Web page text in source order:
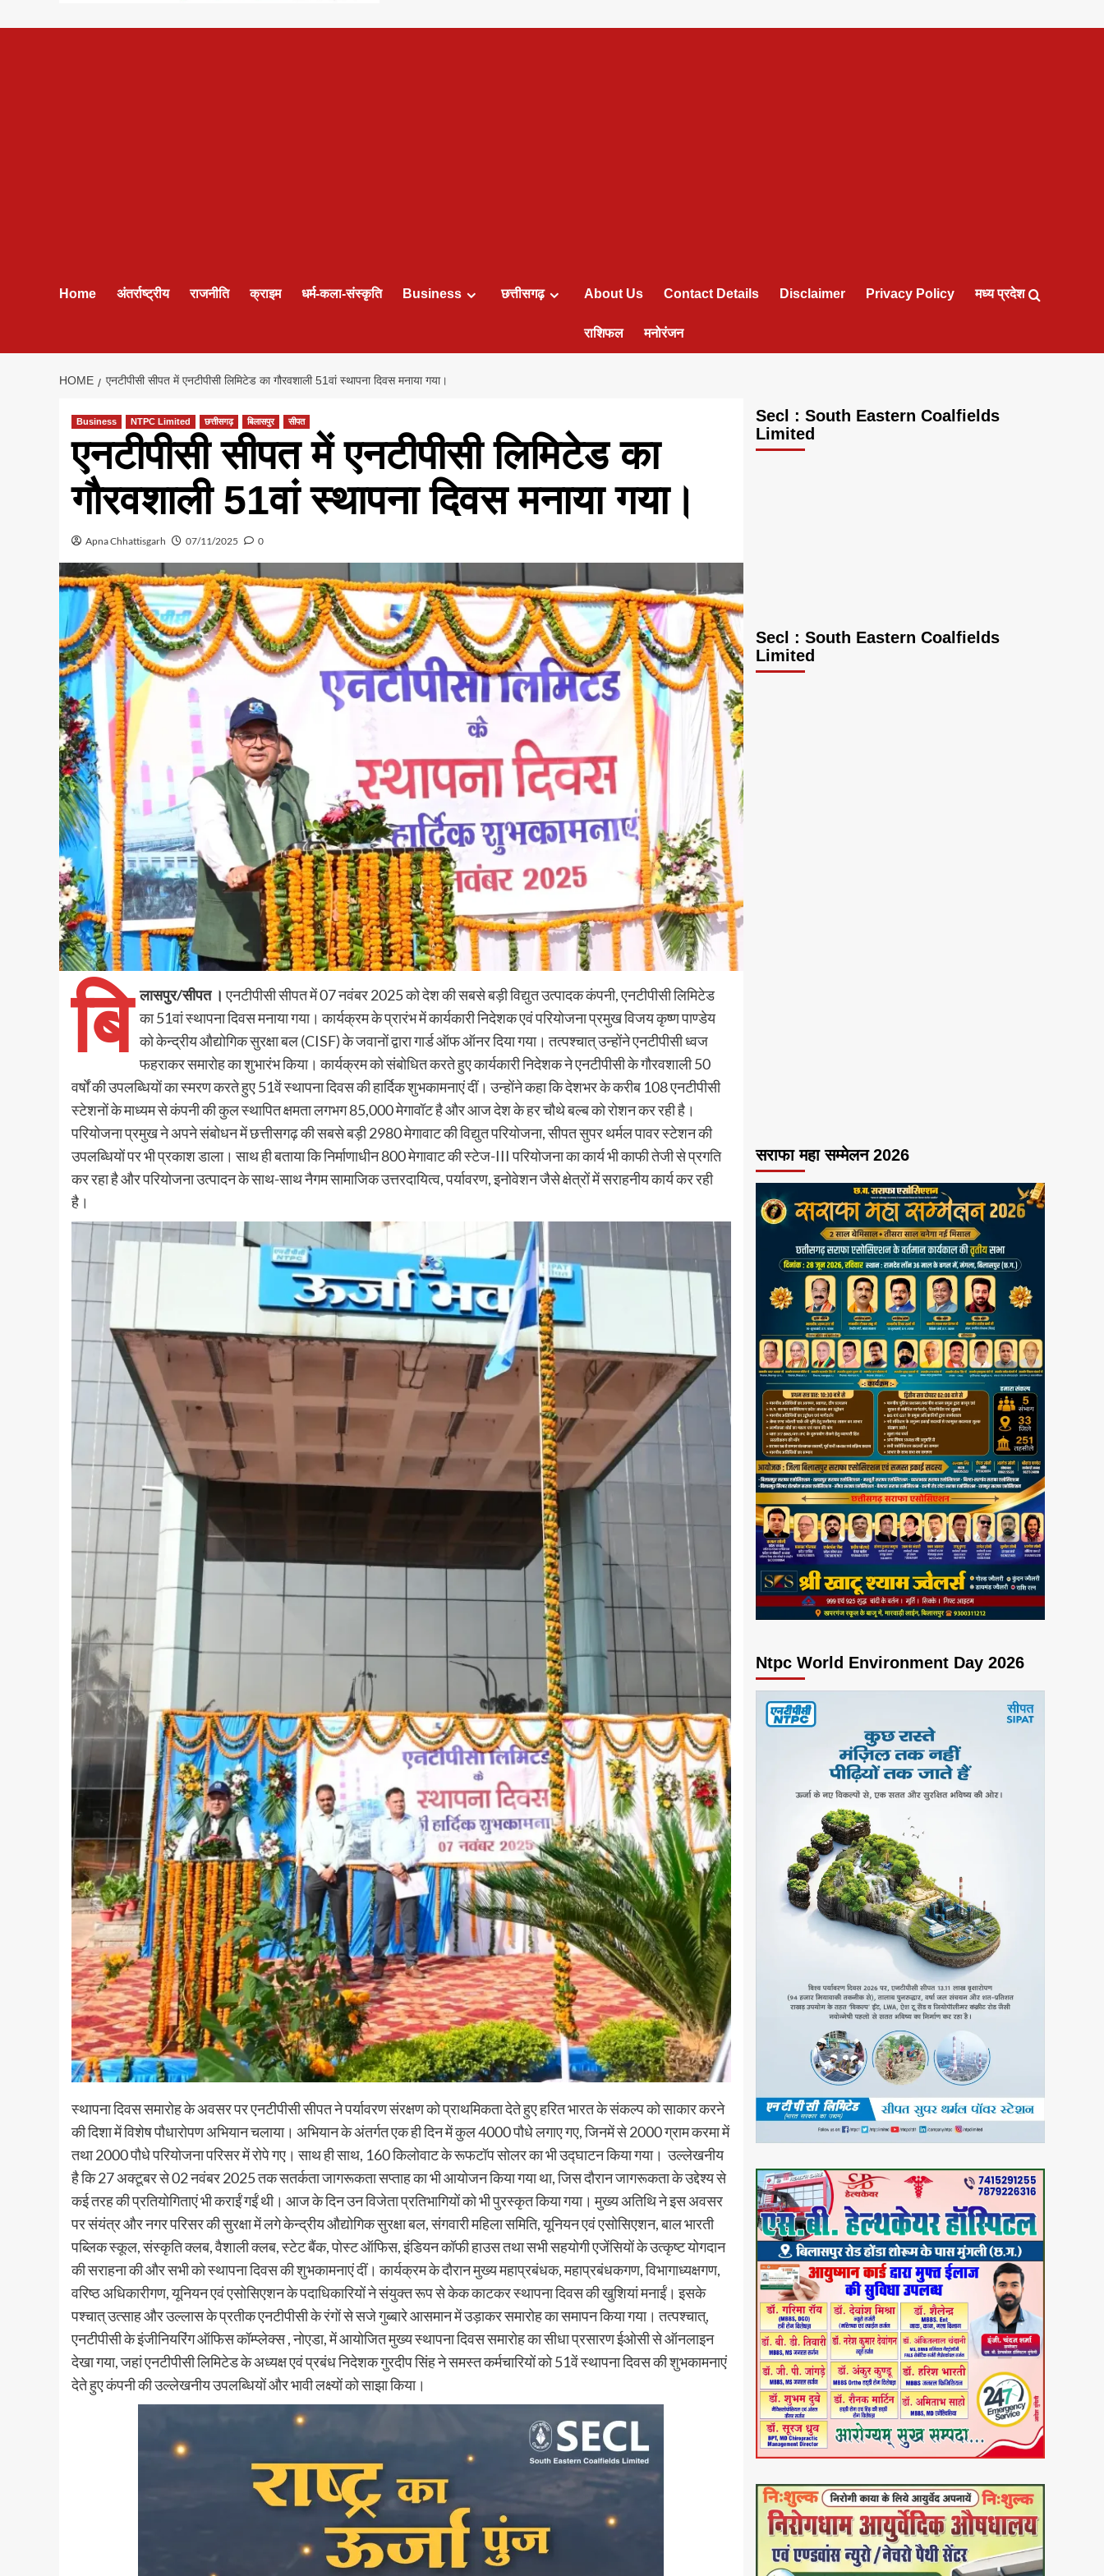
Home अंतर्राष्ट्रीय राजनीति क्राइम धर्म-कला-संस्कृति Business छत्तीसगढ़ About Us Contact Details Disclaimer Privacy Policy मध्य प्रदेश
राशिफल मनोरंजन
HOME एनटीपीसी सीपत में एनटीपीसी लिमिटेड का गौरवशाली 51वां स्थापना दिवस मनाया गया।
Business NTPC Limited छत्तीसगढ़ बिलासपुर सीपत
एनटीपीसी सीपत में एनटीपीसी लिमिटेड का
गौरवशाली 51वां स्थापना दिवस मनाया गया।
Apna Chhattisgarh 07/11/2025 0
बि लासपुर/सीपत । एनटीपीसी सीपत में 07 नवंबर 2025 को देश की सबसे बड़ी विद्युत उत्पादक कंपनी, एनटीपीसी लिमिटेड
का 51वां स्थापना दिवस मनाया गया। कार्यक्रम के प्रारंभ में कार्यकारी निदेशक एवं परियोजना प्रमुख विजय कृष्ण पाण्डेय
को केन्द्रीय औद्योगिक सुरक्षा बल (CISF) के जवानों द्वारा गार्ड ऑफ ऑनर दिया गया। तत्पश्चात् उन्होंने एनटीपीसी ध्वज
फहराकर समारोह का शुभारंभ किया। कार्यक्रम को संबोधित करते हुए कार्यकारी निदेशक ने एनटीपीसी के गौरवशाली 50
वर्षों की उपलब्धियों का स्मरण करते हुए 51वें स्थापना दिवस की हार्दिक शुभकामनाएं दीं। उन्होंने कहा कि देशभर के करीब 108 एनटीपीसी
स्टेशनों के माध्यम से कंपनी की कुल स्थापित क्षमता लगभग 85,000 मेगावॉट है और आज देश के हर चौथे बल्ब को रोशन कर रही है।
परियोजना प्रमुख ने अपने संबोधन में छत्तीसगढ़ की सबसे बड़ी 2980 मेगावाट की विद्युत परियोजना, सीपत सुपर थर्मल पावर स्टेशन की
उपलब्धियों पर भी प्रकाश डाला। साथ ही बताया कि निर्माणाधीन 800 मेगावाट की स्टेज-III परियोजना का कार्य भी काफी तेजी से प्रगति
कर रहा है और परियोजना उत्पादन के साथ-साथ नैगम सामाजिक उत्तरदायित्व, पर्यावरण, इनोवेशन जैसे क्षेत्रों में सराहनीय कार्य कर रही
है।
स्थापना दिवस समारोह के अवसर पर एनटीपीसी सीपत ने पर्यावरण संरक्षण को प्राथमिकता देते हुए हरित भारत के संकल्प को साकार करने
की दिशा में विशेष पौधारोपण अभियान चलाया। अभियान के अंतर्गत एक ही दिन में कुल 4000 पौधे लगाए गए, जिनमें से 2000 ग्राम करमा में
तथा 2000 पौधे परियोजना परिसर में रोपे गए। साथ ही साथ, 160 किलोवाट के रूफटॉप सोलर का भी उद्घाटन किया गया। उल्लेखनीय
है कि 27 अक्टूबर से 02 नवंबर 2025 तक सतर्कता जागरूकता सप्ताह का भी आयोजन किया गया था, जिस दौरान जागरूकता के उद्देश्य से
कई तरह की प्रतियोगिताएं भी कराईं गईं थी। आज के दिन उन विजेता प्रतिभागियों को भी पुरस्कृत किया गया। मुख्य अतिथि ने इस अवसर
पर संयंत्र और नगर परिसर की सुरक्षा में लगे केन्द्रीय औद्योगिक सुरक्षा बल, संगवारी महिला समिति, यूनियन एवं एसोसिएशन, बाल भारती
पब्लिक स्कूल, संस्कृति क्लब, वैशाली क्लब, स्टेट बैंक, पोस्ट ऑफिस, इंडियन कॉफी हाउस तथा सभी सहयोगी एजेंसियों के उत्कृष्ट योगदान
की सराहना की और सभी को स्थापना दिवस की शुभकामनाएं दीं। कार्यक्रम के दौरान मुख्य महाप्रबंधक, महाप्रबंधकगण, विभागाध्यक्षगण,
वरिष्ठ अधिकारीगण, यूनियन एवं एसोसिएशन के पदाधिकारियों ने संयुक्त रूप से केक काटकर स्थापना दिवस की खुशियां मनाईं। इसके
पश्चात् उत्साह और उल्लास के प्रतीक एनटीपीसी के रंगों से सजे गुब्बारे आसमान में उड़ाकर समारोह का समापन किया गया। तत्पश्चात्,
एनटीपीसी के इंजीनियरिंग ऑफिस कॉम्प्लेक्स , नोएडा, में आयोजित मुख्य स्थापना दिवस समारोह का सीधा प्रसारण ईओसी से ऑनलाइन
देखा गया, जहां एनटीपीसी लिमिटेड के अध्यक्ष एवं प्रबंध निदेशक गुरदीप सिंह ने समस्त कर्मचारियों को 51वें स्थापना दिवस की शुभकामनाएं
देते हुए कंपनी की उल्लेखनीय उपलब्धियों और भावी लक्ष्यों को साझा किया।
Secl : South Eastern Coalfields
Limited
Secl : South Eastern Coalfields
Limited
सराफा महा सम्मेलन 2026
Ntpc World Environment Day 2026